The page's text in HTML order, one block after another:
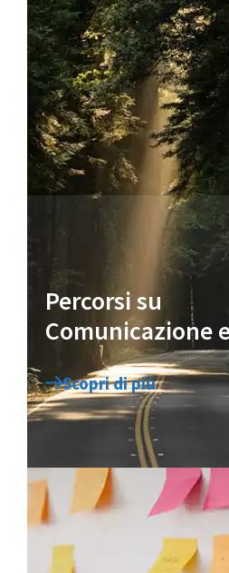
Percorsi su
Comunicazione
Scopri di più